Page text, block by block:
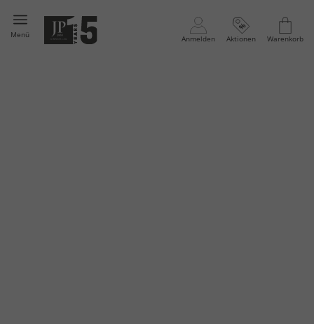
Menü Anmelden Aktionen Warenkorb